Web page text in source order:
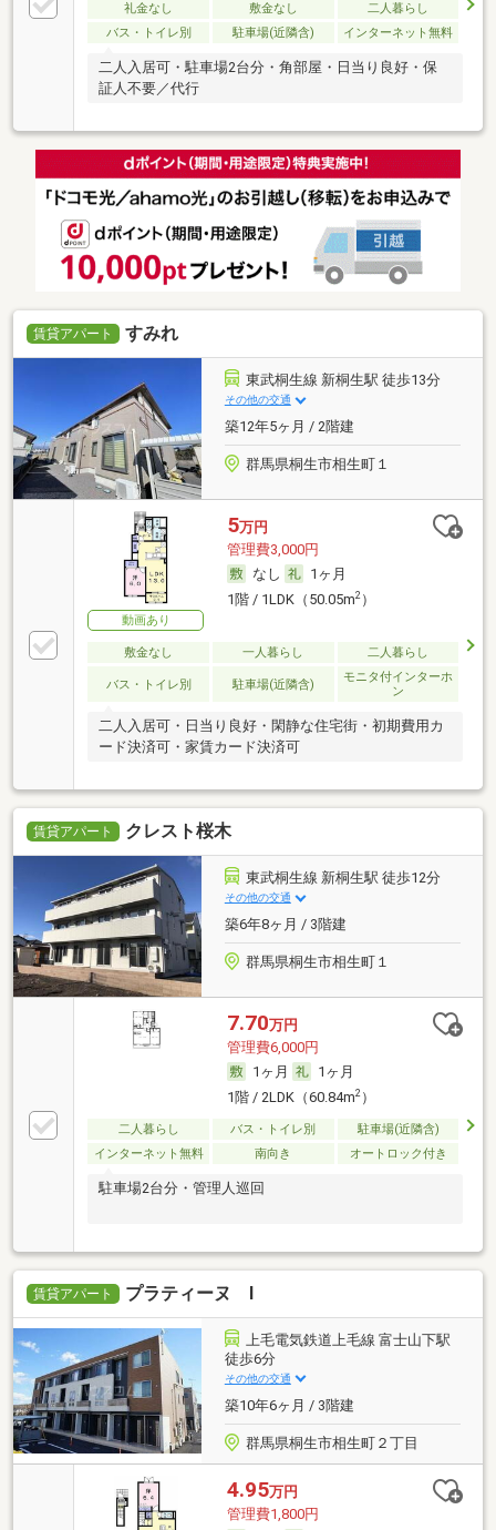
礼金なし 敷金なし
二人暮らし
バス・トイレ別
駐車場(近隣含) インターネット無料
二人入居可・駐車場2台分・角部屋・日当り良好・保
証人不要／代行
賃貸アパート すみれ
東武桐生線 新桐生駅 徒歩13分
その他の交通
築12年5ヶ月 / 2階建
群馬県桐生市相生町１
動画あり
5万円
管理費3,000円
なし
1ヶ月
1階 / 1LDK（50.05m2）
敷金なし 一人暮らし 二人暮らし
バス・トイレ別 駐車場(近隣含)
モニタ付インターホ
ン
二人入居可・日当り良好・閑静な住宅街・初期費用カ
ード決済可・家賃カード決済可
賃貸アパート クレスト桜木
東武桐生線 新桐生駅 徒歩12分
その他の交通
築6年8ヶ月 / 3階建
群馬県桐生市相生町１
7.70万円
管理費6,000円
1ヶ月
1ヶ月
1階 / 2LDK（60.84m2）
二人暮らし バス・トイレ別
駐車場(近隣含)
インターネット無料
南向き オートロック付き
駐車場2台分・管理人巡回
賃貸アパート プラティーヌ Ⅰ
上毛電気鉄道上毛線 富士山下駅
徒歩6分
その他の交通
築10年6ヶ月 / 3階建
群馬県桐生市相生町２丁目
4.95万円
管理費1,800円